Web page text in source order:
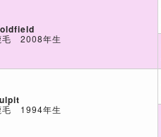
毛 2008年生
毛 1994年生